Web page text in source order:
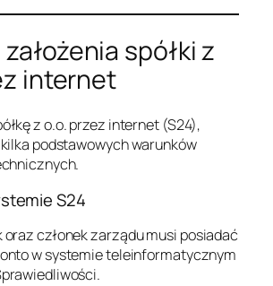
spółki z
internet
z o.o. przez internet (S24),
podstawowych warunków
S24
oraz członek zarządu musi posiadać
w systemie teleinformatycznym